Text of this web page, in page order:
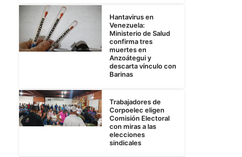
Hantavirus en
Venezuela:
Ministerio de Salud
confirma tres
muertes en
Anzoátegui y
descarta vínculo con
Barinas
Trabajadores de
Corpoelec eligen
Comisión Electoral
con miras a las
elecciones
sindicales